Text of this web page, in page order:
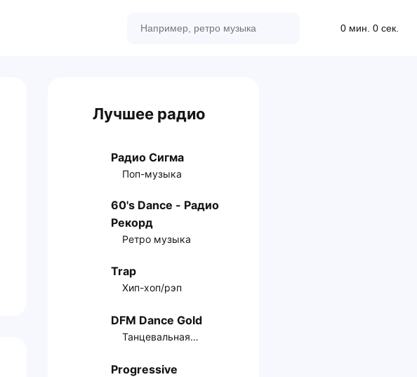
0 мин. 0 сек.
Лучшее радио
Радио Сигма
Поп-музыка
60's Dance - Радио
Рекорд
Ретро музыка
Trap
Хип-хоп/рэп
DFM Dance Gold
Танцевальная музыка
Progressive